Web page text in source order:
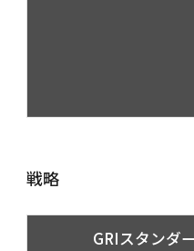
戦略
GRIスタンダ